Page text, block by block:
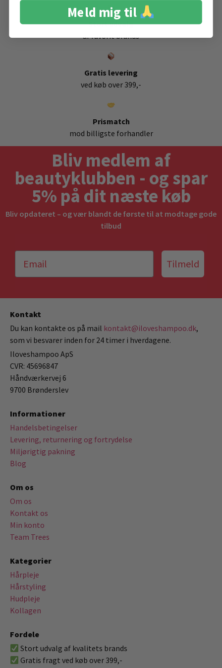
Stort udvalg
af favorit brands
Gratis levering
ved køb over 399,-
Prismatch
mod billigste forhandler
Bliv medlem af
beautyklubben - og spar
5% på dit næste køb
Bliv opdateret – og vær blandt de første til at modtage gode
tilbud
Tilmeld
Kontakt
Du kan kontakte os på mail kontakt@iloveshampoo.dk,
som vi besvarer inden for 24 timer i hverdagene.
Iloveshampoo ApS
CVR: 45696847
Håndværkervej 6
9700 Brønderslev
Informationer
Handelsbetingelser
Levering, returnering og fortrydelse
Miljørigtig pakning
Blog
Om os
Om os
Kontakt os
Min konto
Team Trees
Kategorier
Hårpleje
Hårstyling
Hudpleje
Kollagen
Fordele
Stort udvalg af kvalitets brands
Gratis fragt ved køb over 399,-
Meld mig til